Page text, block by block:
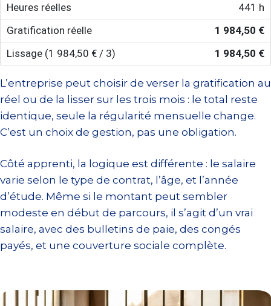
441 h
1 984,50 €
1 984,50 €
L’entreprise peut choisir de verser la gratification au
réel ou de la lisser sur les trois mois : le total reste
identique, seule la régularité mensuelle change.
C’est un choix de gestion, pas une obligation.
Côté apprenti, la logique est différente : le salaire
varie selon le type de contrat, l’âge, et l’année
d’étude. Même si le montant peut sembler
modeste en début de parcours, il s’agit d’un vrai
salaire, avec des bulletins de paie, des congés
payés, et une couverture sociale complète.